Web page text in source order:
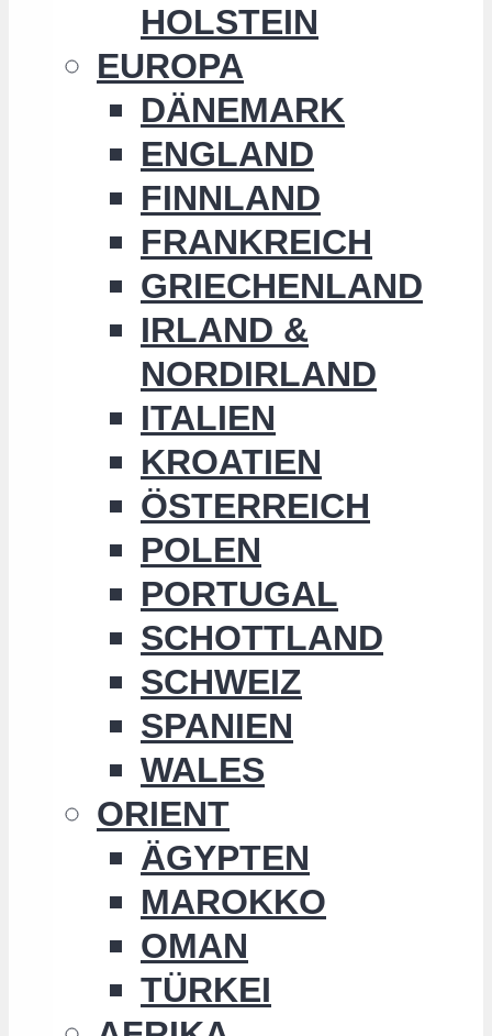
HOLSTEIN
EUROPA
DÄNEMARK
ENGLAND
FINNLAND
FRANKREICH
GRIECHENLAND
IRLAND &
NORDIRLAND
ITALIEN
KROATIEN
ÖSTERREICH
POLEN
PORTUGAL
SCHOTTLAND
SCHWEIZ
SPANIEN
WALES
ORIENT
ÄGYPTEN
MAROKKO
OMAN
TÜRKEI